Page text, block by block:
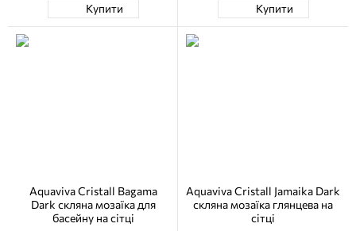
Купити Купити
Aquaviva Cristall Bagama
Dark скляна мозаїка для
басейну на сітці
Aquaviva Cristall Jamaika Dark
скляна мозаїка глянцева на
сітці